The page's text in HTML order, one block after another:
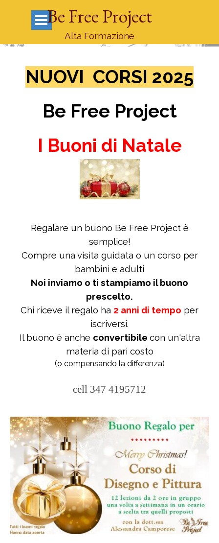
Salta menù
Alta Formazione
Be Free Project
NUOVI CORSI 2025
Be Free Project
I Buoni di Natale
Regalare un buono Be Free Project è
semplice!
Compre una visita guidata o un corso per
bambini e adulti
Noi inviamo o ti stampiamo il buono
prescelto.
Chi riceve il regalo ha 2 anni di tempo per
iscriversi.
Il buono è anche convertibile con un'altra
materia di pari costo
(o compensando la differenza)
cell 347 4195712